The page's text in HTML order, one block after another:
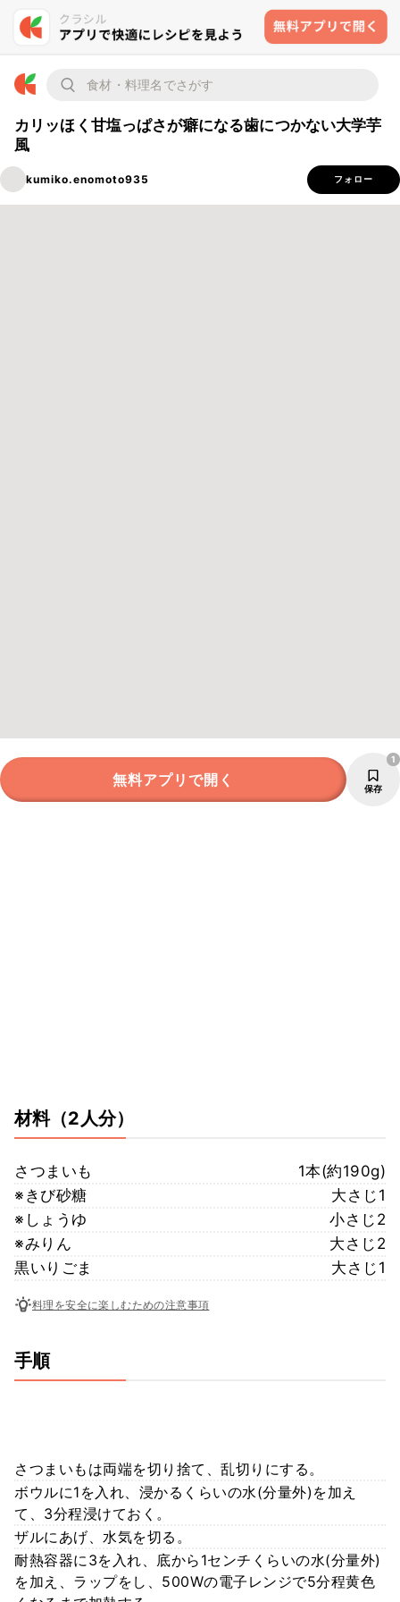
カリッほく甘塩っぱさが癖になる歯につかない大学芋
風
kumiko.enomoto935 フォロー
無料アプリで開く 保存
1
材料（2人分）
さつまいも
1本(約190g)
※きび砂糖
大さじ1
※しょうゆ
小さじ2
※みりん
大さじ2
黒いりごま
大さじ1
料理を安全に楽しむための注意事項
手順
さつまいもは両端を切り捨て、乱切りにする。
ボウルに1を入れ、浸かるくらいの水(分量外)を加え
て、3分程浸けておく。
ザルにあげ、水気を切る。
耐熱容器に3を入れ、底から1センチくらいの水(分量外)
を加え、ラップをし、500Wの電子レンジで5分程黄色